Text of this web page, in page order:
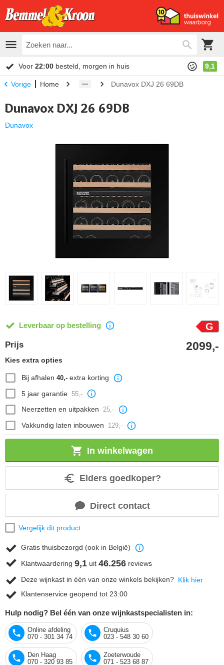
Voor 22:00 besteld, morgen in huis 9,1
Vorige Home Dunavox DXJ 26 69DB
Dunavox DXJ 26 69DB
Dunavox
Leverbaar op bestelling G
Prijs 2099,-
Kies extra opties
Bij afhalen 40,-extra korting
5 jaar garantie 55,-
Neerzetten en uitpakken 25,-
Vakkundig laten inbouwen 129,-
In winkelwagen
Elders goedkoper?
Direct contact
Vergelijk dit product
Gratis thuisbezorgd (ook in België)
Klantwaardering 9,1 uit 46.256 reviews
Deze wijnkast in één van onze winkels bekijken? Klik hier
Klantenservice geopend tot 23:00
Hulp nodig? Bel één van onze wijnkastspecialisten in:
Online afdeling
070 - 301 34 74
Cruquius
023 - 548 30 60
Den Haag
070 - 320 93 85
Zoeterwoude
071 - 523 68 87